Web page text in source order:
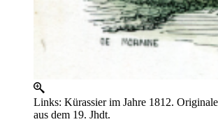
Links: Kürassier im Jahre 1812.
aus dem 19. Jhdt.